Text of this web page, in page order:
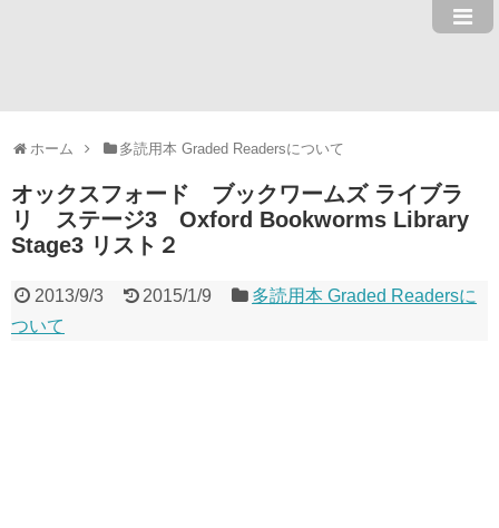
ホーム 多読用本 Graded Readersについて
オックスフォード ブックワームズ ライブラ
リ ステージ3 Oxford Bookworms Library
Stage3 リスト２
2013/9/3 2015/1/9
多読用本 Graded Readersに
ついて